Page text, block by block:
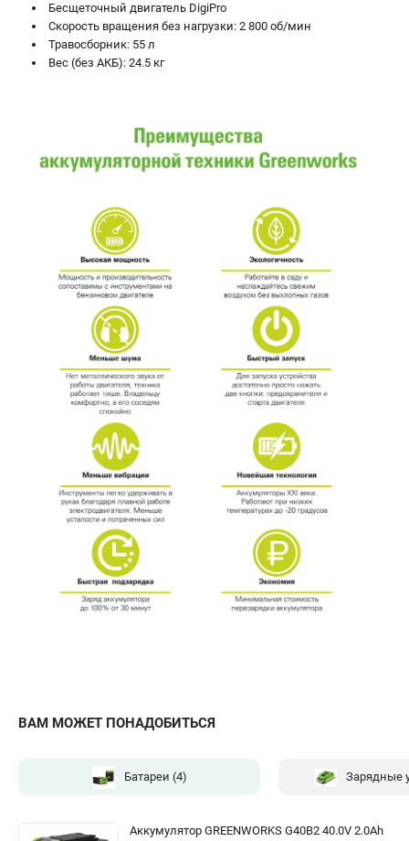
ВАМ МОЖЕТ ПОНАДОБИТЬСЯ
Батареи (4) Зарядные
Аккумулятор GREENWORKS G40B2 40.0V 2.0Ah
Бесщеточный двигатель DigiPro
Скорость вращения без нагрузки: 2 800 об/мин
Травосборник: 55 л
Вес (без АКБ): 24.5 кг